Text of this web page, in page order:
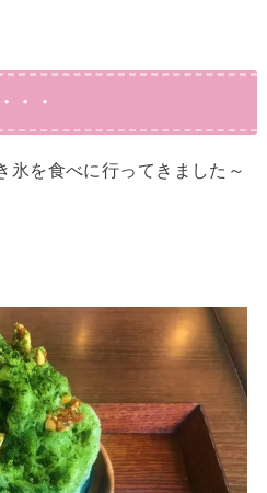
・・
氷を食べに行ってきました～